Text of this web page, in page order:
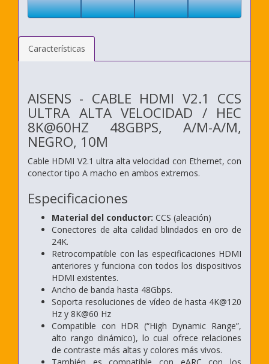
Características
AISENS - CABLE HDMI V2.1 CCS
ULTRA ALTA VELOCIDAD / HEC
8K@60HZ 48GBPS, A/M-A/M,
NEGRO, 10M
Cable HDMI V2.1 ultra alta velocidad con Ethernet, con
conector tipo A macho en ambos extremos.
Especificaciones
Material del conductor: CCS (aleación)
Conectores de alta calidad blindados en oro de
24K.
Retrocompatible con las especificaciones HDMI
anteriores y funciona con todos los dispositivos
HDMI existentes.
Ancho de banda hasta 48Gbps.
Soporta resoluciones de vídeo de hasta 4K@120
Hz y 8K@60 Hz
Compatible con HDR (“High Dynamic Range”,
alto rango dinámico), lo cual ofrece relaciones
de contraste más altas y colores más vivos.
También es compatible con eARC con los